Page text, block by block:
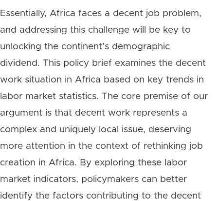
Essentially, Africa faces a decent job problem,
and addressing this challenge will be key to
unlocking the continent’s demographic
dividend. This policy brief examines the decent
work situation in Africa based on key trends in
labor market statistics. The core premise of our
argument is that decent work represents a
complex and uniquely local issue, deserving
more attention in the context of rethinking job
creation in Africa. By exploring these labor
market indicators, policymakers can better
identify the factors contributing to the decent